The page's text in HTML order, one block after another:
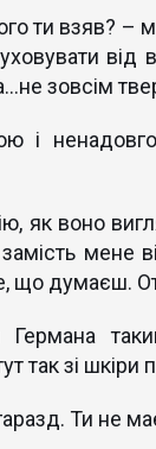
ти взяв? –
від
зовсім
і
як воно
мене
що думаєш.
так зі шкіри
Ти не